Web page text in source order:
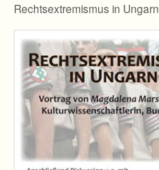
Rechtsextremismus in Ungarn